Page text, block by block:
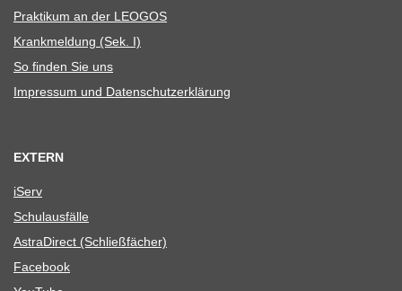
Prak­ti­kum an der LEOGOS
Krank­mel­dung (Sek. I)
So fin­den Sie uns
Impres­sum und Datenschutzerklärung
EXTERN
iServ
Schul­aus­fälle
Astra­Di­rect (Schließ­fä­cher)
Face­book